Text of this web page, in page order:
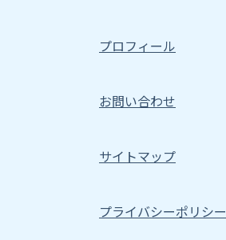
プロフィール
お問い合わせ
サイトマップ
プライバシーポリシー